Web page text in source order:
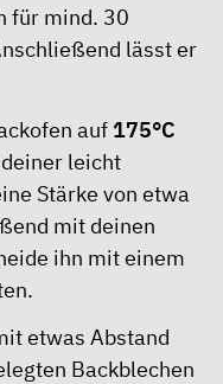
für mind. 30
lässt er
auf 175°C
leicht
Stärke von etwa
mit deinen
ihn mit einem
etwas Abstand
Backblechen